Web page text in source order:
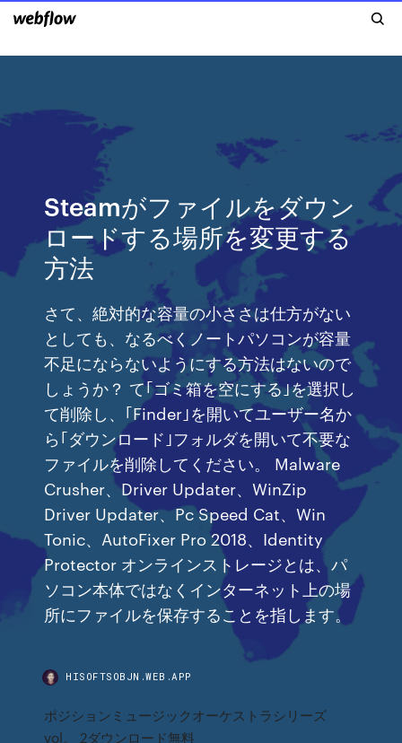
Steamがファイルをダウン
ロードする場所を変更する
方法
さて、絶対的な容量の小ささは仕方がない
としても、なるべくノートパソコンが容量
不足にならないようにする方法はないので
しょうか？ て｢ゴミ箱を空にする｣を選択し
て削除し、｢Finder｣を開いてユーザー名か
ら｢ダウンロード｣フォルダを開いて不要な
ファイルを削除してください。 Malware
Crusher、Driver Updater、WinZip
Driver Updater、Pc Speed Cat、Win
Tonic、AutoFixer Pro 2018、Identity
Protector オンラインストレージとは、パ
ソコン本体ではなくインターネット上の場
所にファイルを保存することを指します。
HISOFTSOBJN.WEB.APP
ポジションミュージックオーケストラシリーズ
vol。 2ダウンロード無料